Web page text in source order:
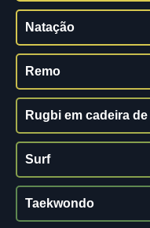
Natação
Remo
Rugbi em cadeira
Surf
Taekwondo